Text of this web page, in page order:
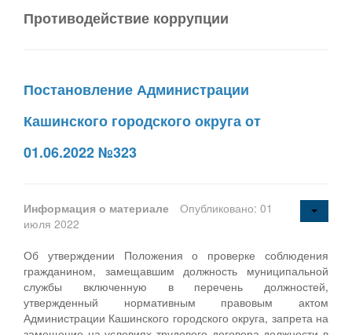
Противодействие коррупции
Постановление Администрации
Кашинского городского округа от
01.06.2022 №323
Информация о материале
Опубликовано: 01
июля 2022
Об утверждении Положения о проверке соблюдения
гражданином, замещавшим должность муниципальной
службы включенную в перечень должностей,
утвержденный нормативным правовым актом
Администрации Кашинского городского округа, запрета на